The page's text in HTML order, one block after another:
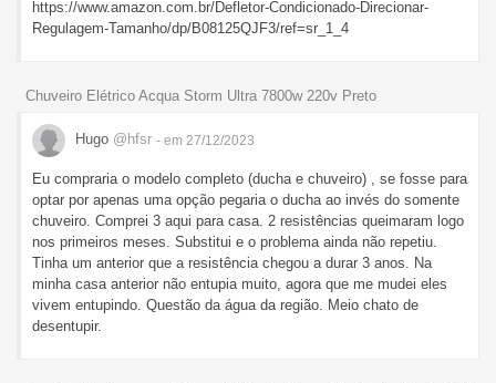
https://www.amazon.com.br/Defletor-Condicionado-Direcionar-
Regulagem-Tamanho/dp/B08125QJF3/ref=sr_1_4
Chuveiro Elétrico Acqua Storm Ultra 7800w 220v Preto
Hugo @hfsr - em 27/12/2023
Eu compraria o modelo completo (ducha e chuveiro) , se fosse para
optar por apenas uma opção pegaria o ducha ao invés do somente
chuveiro. Comprei 3 aqui para casa. 2 resistências queimaram logo
nos primeiros meses. Substitui e o problema ainda não repetiu.
Tinha um anterior que a resistência chegou a durar 3 anos. Na
minha casa anterior não entupia muito, agora que me mudei eles
vivem entupindo. Questão da água da região. Meio chato de
desentupir.